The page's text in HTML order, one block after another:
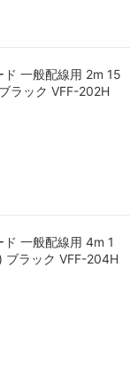
ド 一般配線用 2m 15
ラック VFF-202H
ド 一般配線用 4m 1
ラック VFF-204H